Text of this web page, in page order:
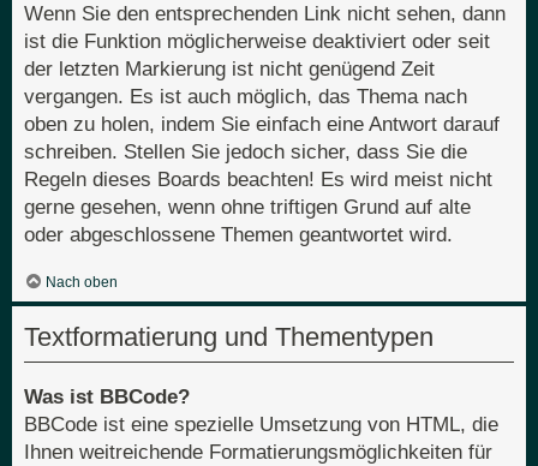
Wenn Sie den entsprechenden Link nicht sehen, dann
ist die Funktion möglicherweise deaktiviert oder seit
der letzten Markierung ist nicht genügend Zeit
vergangen. Es ist auch möglich, das Thema nach
oben zu holen, indem Sie einfach eine Antwort darauf
schreiben. Stellen Sie jedoch sicher, dass Sie die
Regeln dieses Boards beachten! Es wird meist nicht
gerne gesehen, wenn ohne triftigen Grund auf alte
oder abgeschlossene Themen geantwortet wird.
Nach oben
Textformatierung und Thementypen
Was ist BBCode?
BBCode ist eine spezielle Umsetzung von HTML, die
Ihnen weitreichende Formatierungsmöglichkeiten für